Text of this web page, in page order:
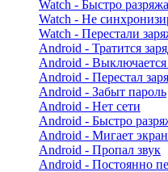
Watch - Быстро
Watch - Не
Watch - Перестали
Android - Тратится
Android - Выключается
Android - Перестал
Android - Забыт пароль
Android - Нет сети
Android - Быстро
Android - Мигает экран
Android - Пропал звук
Android - Постоянно